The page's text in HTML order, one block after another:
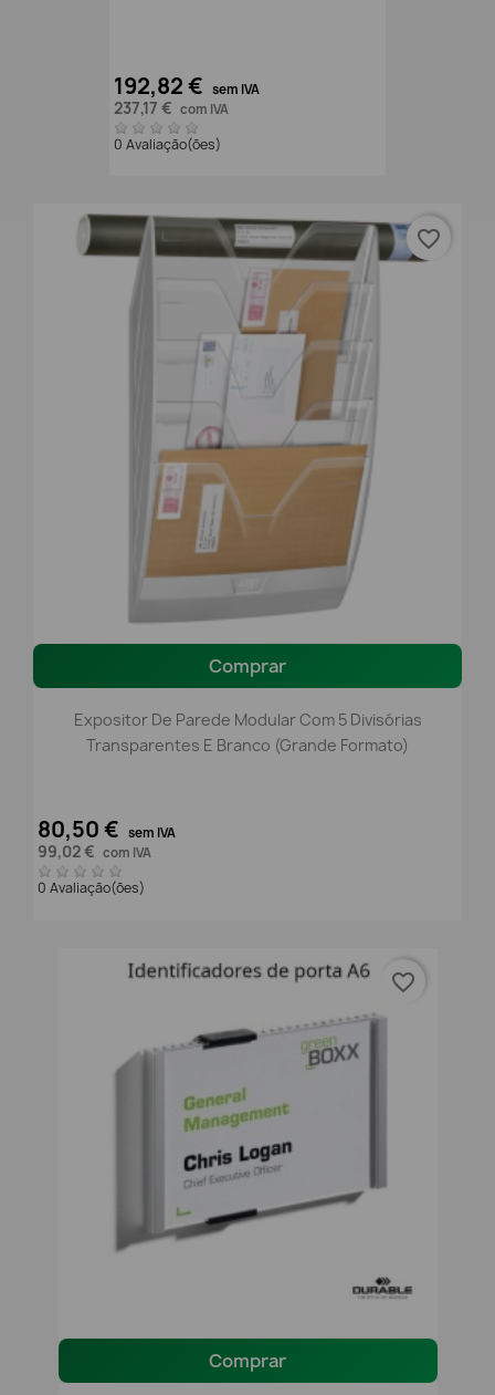
192,82 € sem IVA
237,17 € com IVA
0 Avaliação(ões)
Comprar
Expositor De Parede Modular Com 5 Divisórias
Transparentes E Branco (Grande Formato)
80,50 € sem IVA
99,02 € com IVA
0 Avaliação(ões)
favorite_border
Comprar
favorite_border